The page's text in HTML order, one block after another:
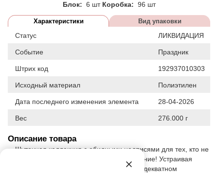
Блок: 6 шт Коробка: 96 шт
Характеристики Вид упаковки
Статус ЛИКВИДАЦИЯ
Событие Праздник
Штрих код 192937010303
Исходный материал Полиэтилен
Дата последнего изменения элемента 28-04-2026
Вес 276.000 г
Описание товара
Шуточная коллекция с обидными надписями для тех, кто не
прочь развеселить своих друзей! Внимание! Устраивая
такую вечеринку, убедитесь заранее в адекватном